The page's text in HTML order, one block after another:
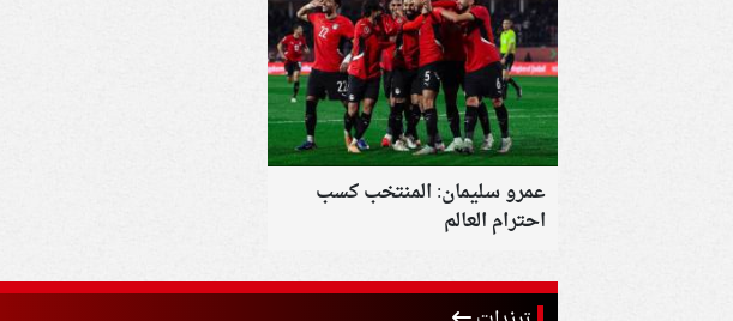
عمرو سليمان: المنتخب كسب
احترام العالم